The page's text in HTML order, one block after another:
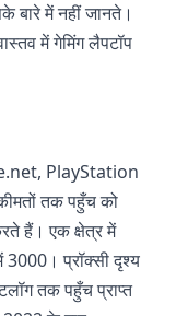
बारे में नहीं जानते।
में गेमिंग लैपटॉप
PlayStation
तक पहुँच को
हैं। एक क्षेत्र में
प्रॉक्सी दृश्य
तक पहुँच प्राप्त